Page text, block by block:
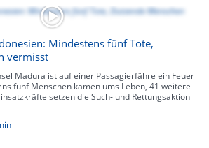
Mindestens fünf Tote,
vermisst
Madura ist auf einer Passagierfähre ein Feuer
fünf Menschen kamen ums Leben, 41 weitere
setzen die Such- und Rettungsaktion